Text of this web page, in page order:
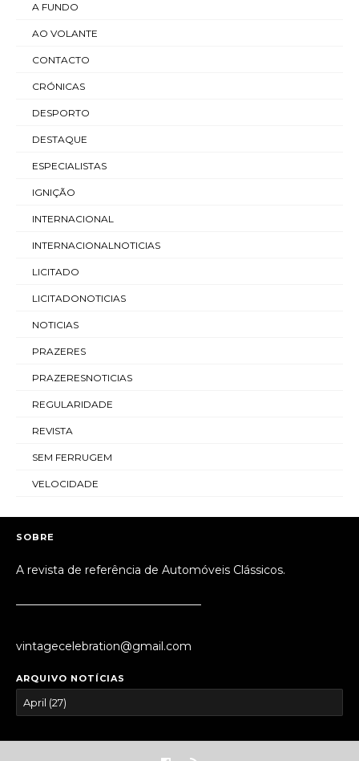
A FUNDO
AO VOLANTE
CONTACTO
CRÓNICAS
DESPORTO
DESTAQUE
ESPECIALISTAS
IGNIÇÃO
INTERNACIONAL
INTERNACIONALNOTICIAS
LICITADO
LICITADONOTICIAS
NOTICIAS
PRAZERES
PRAZERESNOTICIAS
REGULARIDADE
REVISTA
SEM FERRUGEM
VELOCIDADE
SOBRE
A revista de referência de Automóveis Clássicos.
vintagecelebration@gmail.com
ARQUIVO NOTÍCIAS